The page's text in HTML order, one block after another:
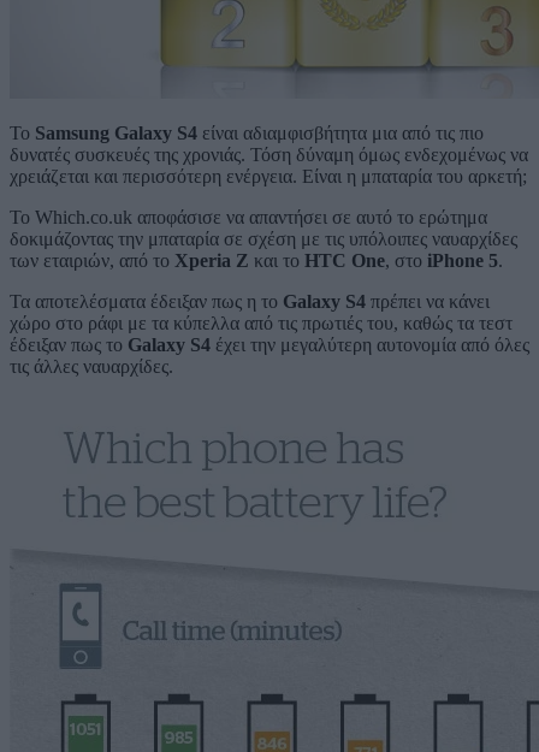
Το Samsung Galaxy S4 είναι αδιαμφισβήτητα μια από τις πιο
δυνατές συσκευές της χρονιάς. Τόση δύναμη όμως ενδεχομένως να
χρειάζεται και περισσότερη ενέργεια. Είναι η μπαταρία του αρκετή;
Το Which.co.uk αποφάσισε να απαντήσει σε αυτό το ερώτημα
δοκιμάζοντας την μπαταρία σε σχέση με τις υπόλοιπες ναυαρχίδες
των εταιριών, από το Xperia Z και το HTC One, στο iPhone 5.
Τα αποτελέσματα έδειξαν πως η το Galaxy S4 πρέπει να κάνει
χώρο στο ράφι με τα κύπελλα από τις πρωτιές του, καθώς τα τεστ
έδειξαν πως το Galaxy S4 έχει την μεγαλύτερη αυτονομία από όλες
τις άλλες ναυαρχίδες.